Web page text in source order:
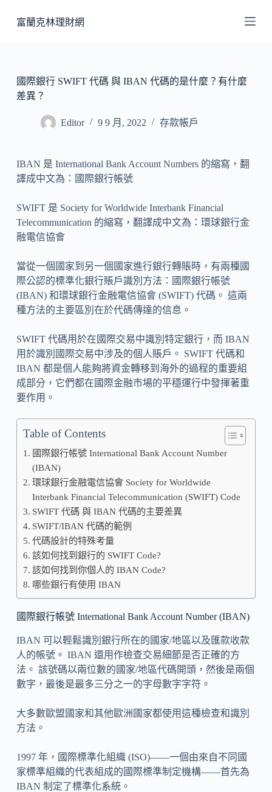
至
容
富蘭克林理財網
國際銀行 SWIFT 代碼 與 IBAN 代碼的是什麼？有什麼
差異？
Editor 9 9 月, 2022 存款帳戶
IBAN 是 International Bank Account Numbers 的縮寫，翻
譯成中文為：國際銀行帳號
SWIFT 是 Society for Worldwide Interbank Financial
Telecommunication 的縮寫，翻譯成中文為：環球銀行金
融電信協會
當從一個國家到另一個國家進行銀行轉賬時，有兩種國
際公認的標準化銀行賬戶識別方法：國際銀行帳號
(IBAN) 和環球銀行金融電信協會 (SWIFT) 代碼。 這兩
種方法的主要區別在於代碼傳達的信息。
SWIFT 代碼用於在國際交易中識別特定銀行，而 IBAN
用於識別國際交易中涉及的個人賬戶。 SWIFT 代碼和
IBAN 都是個人能夠將資金轉移到海外的過程的重要組
成部分，它們都在國際金融市場的平穩運行中發揮著重
要作用。
Table of Contents
國際銀行帳號 International Bank Account Number
(IBAN)
環球銀行金融電信協會 Society for Worldwide
Interbank Financial Telecommunication (SWIFT) Code
SWIFT 代碼 與 IBAN 代碼的主要差異
SWIFT/IBAN 代碼的範例
代碼設計的特殊考量
該如何找到銀行的 SWIFT Code?
該如何找到你個人的 IBAN Code?
哪些銀行有使用 IBAN
國際銀行帳號 International Bank Account Number (IBAN)
IBAN 可以輕鬆識別銀行所在的國家/地區以及匯款收款
人的帳號。 IBAN 還用作檢查交易細節是否正確的方
法。 該號碼以兩位數的國家/地區代碼開頭，然後是兩個
數字，最後是最多三分之一的字母數字字符。
大多數歐盟國家和其他歐洲國家都使用這種檢查和識別
方法。
1997 年，國際標準化組織 (ISO)——一個由來自不同國
家標準組織的代表組成的國際標準制定機構——首先為
IBAN 制定了標準化系統。